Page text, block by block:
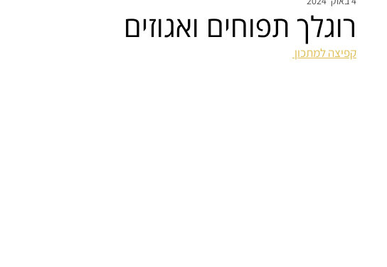
רוגלך תפוחים ואגוזים
קפיצה למתכון